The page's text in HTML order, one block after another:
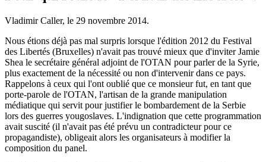
Vladimir Caller, le 29 novembre 2014.
Nous étions déjà pas mal surpris lorsque l'édition 2012 du Festival
des Libertés (Bruxelles) n'avait pas trouvé mieux que d'inviter Jamie
Shea le secrétaire général adjoint de l'OTAN pour parler de la Syrie,
plus exactement de la nécessité ou non d'intervenir dans ce pays.
Rappelons à ceux qui l'ont oublié que ce monsieur fut, en tant que
porte-parole de l'OTAN, l'artisan de la grande manipulation
médiatique qui servit pour justifier le bombardement de la Serbie
lors des guerres yougoslaves. L'indignation que cette programmation
avait suscité (il n'avait pas été prévu un contradicteur pour ce
propagandiste), obligeait alors les organisateurs à modifier la
composition du panel.